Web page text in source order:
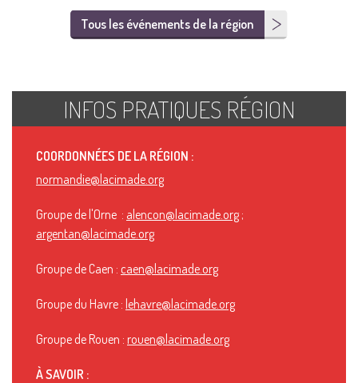
Tous les événements de la région
INFOS PRATIQUES RÉGION
COORDONNÉES DE LA RÉGION :
normandie@lacimade.org
Groupe de l'Orne : alencon@lacimade.org ;
argentan@lacimade.org
Groupe de Caen : caen@lacimade.org
Groupe du Havre : lehavre@lacimade.org
Groupe de Rouen : rouen@lacimade.org
À SAVOIR :